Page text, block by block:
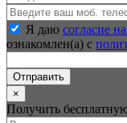
Я даю согласие
ознакомлен(а) с
Отправить
×
Получить